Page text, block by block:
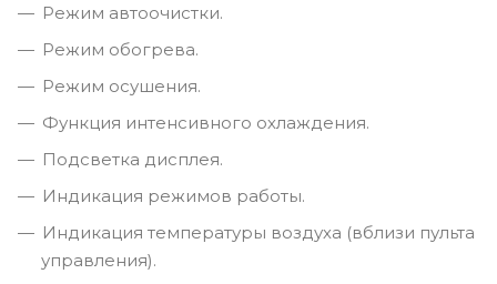
Режим автоочистки.
Режим обогрева.
Режим осушения.
Функция интенсивного охлаждения.
Подсветка дисплея.
Индикация режимов работы.
Индикация температуры воздуха (вблизи пульта
управления).